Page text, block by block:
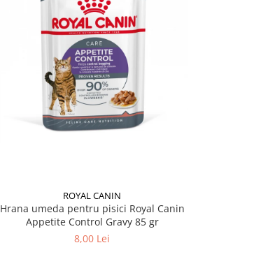
ROYAL CANIN
Hrana umeda pentru pisici Royal Canin
Appetite Control Gravy 85 gr
8,00 Lei